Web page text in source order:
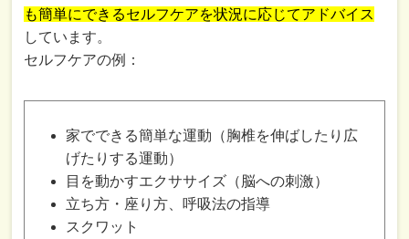
も簡単にできるセルフケアを状況に応じてアドバイス
しています。
セルフケアの例：
家でできる簡単な運動（胸椎を伸ばしたり広
げたりする運動）
目を動かすエクササイズ（脳への刺激）
立ち方・座り方、呼吸法の指導
スクワット